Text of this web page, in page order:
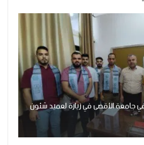
في جامعة الأقصى في زيارة لعميد شئون